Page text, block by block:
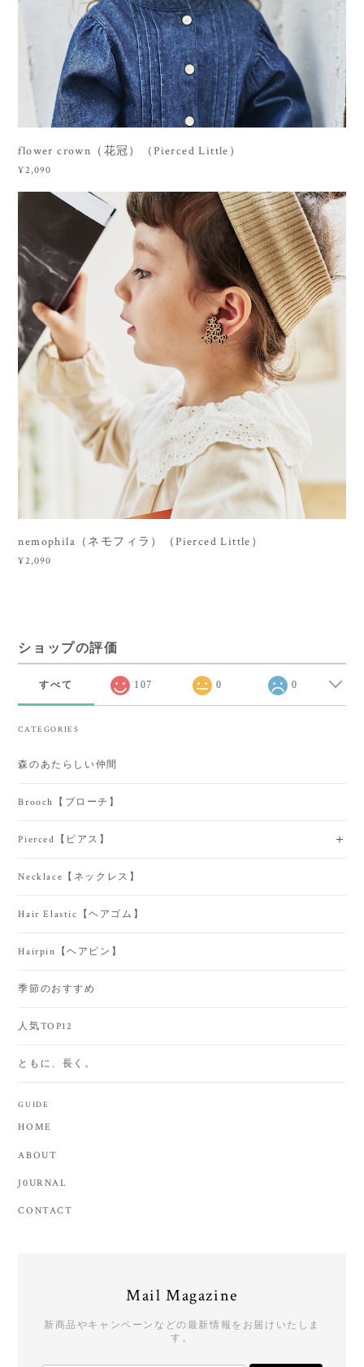
flower crown（花冠）（Pierced Little）
¥2,090
nemophila（ネモフィラ）（Pierced Little）
¥2,090
ショップの評価
すべて 107 0 0
CATEGORIES
森のあたらしい仲間
Brooch【ブローチ】
Pierced【ピアス】
Necklace【ネックレス】
Hair Elastic【ヘアゴム】
Hairpin【ヘアピン】
季節のおすすめ
人気TOP12
ともに、長く。
GUIDE
HOME
ABOUT
J0URNAL
CONTACT
Mail Magazine
新商品やキャンペーンなどの最新情報をお届けいたしま
す。